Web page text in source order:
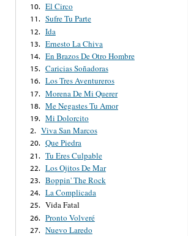
10. El Circo
11. Sufre Tu Parte
12. Ida
13. Ernesto La Chiva
14. En Brazos De Otro Hombre
15. Caricias Soñadoras
16. Los Tres Aventureros
17. Morena De Mi Querer
18. Me Negastes Tu Amor
19. Mi Dolorcito
2. Viva San Marcos
20. Que Piedra
21. Tu Eres Culpable
22. Los Ojitos De Mar
23. Boppin' The Rock
24. La Complicada
25. Vida Fatal
26. Pronto Volveré
27. Nuevo Laredo